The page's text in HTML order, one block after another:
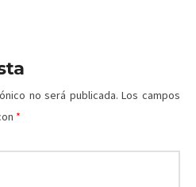
no será publicada. Los campos
*